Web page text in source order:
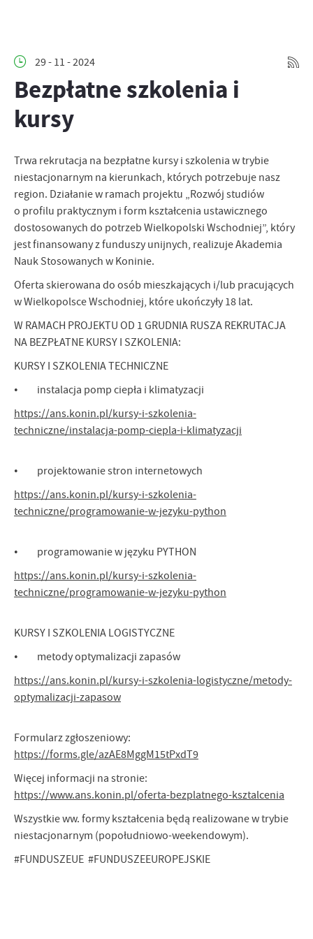
29 - 11 - 2024
Bezpłatne szkolenia i
kursy
Trwa rekrutacja na bezpłatne kursy i szkolenia w trybie
niestacjonarnym na kierunkach, których potrzebuje nasz
region. Działanie w ramach projektu „Rozwój studiów
o profilu praktycznym i form kształcenia ustawicznego
dostosowanych do potrzeb Wielkopolski Wschodniej”, który
jest finansowany z funduszy unijnych, realizuje Akademia
Nauk Stosowanych w Koninie.
Oferta skierowana do osób mieszkających i/lub pracujących
w Wielkopolsce Wschodniej, które ukończyły 18 lat.
W RAMACH PROJEKTU OD 1 GRUDNIA RUSZA REKRUTACJA
NA BEZPŁATNE KURSY I SZKOLENIA:
KURSY I SZKOLENIA TECHNICZNE
• instalacja pomp ciepła i klimatyzacji
https://ans.konin.pl/kursy-i-szkolenia-
techniczne/instalacja-pomp-ciepla-i-klimatyzacji
• projektowanie stron internetowych
https://ans.konin.pl/kursy-i-szkolenia-
techniczne/programowanie-w-jezyku-python
• programowanie w języku PYTHON
https://ans.konin.pl/kursy-i-szkolenia-
techniczne/programowanie-w-jezyku-python
KURSY I SZKOLENIA LOGISTYCZNE
• metody optymalizacji zapasów
https://ans.konin.pl/kursy-i-szkolenia-logistyczne/metody-
optymalizacji-zapasow
Formularz zgłoszeniowy:
https://forms.gle/azAE8MggM15tPxdT9
Więcej informacji na stronie:
https://www.ans.konin.pl/oferta-bezplatnego-ksztalcenia
Wszystkie ww. formy kształcenia będą realizowane w trybie
niestacjonarnym (popołudniowo-weekendowym).
#FUNDUSZEUE #FUNDUSZEEUROPEJSKIE